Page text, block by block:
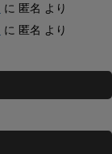
に 匿名 より
に 匿名 より